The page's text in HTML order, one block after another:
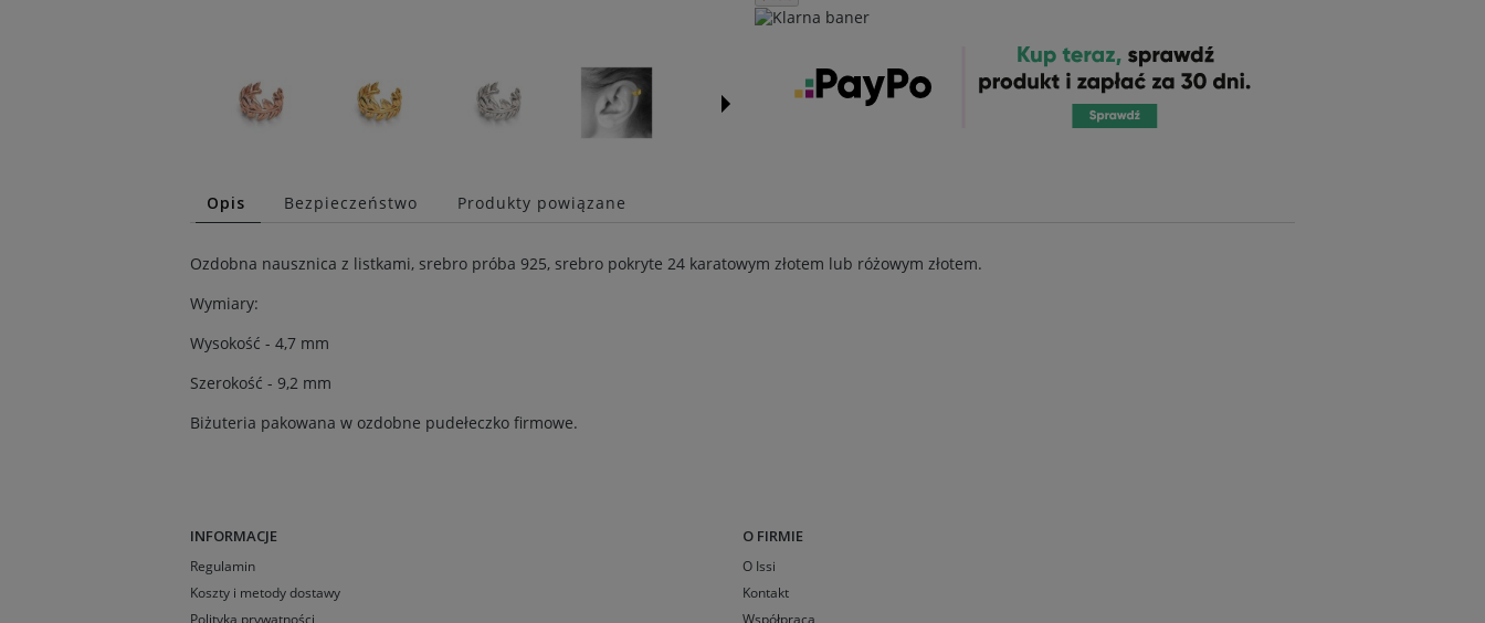
Opis Bezpieczeństwo Produkty powiązane
Ozdobna nausznica z listkami, srebro próba 925, srebro pokryte 24 karatowym złotem lub różowym złotem.
Wymiary:
Wysokość - 4,7 mm
Szerokość - 9,2 mm
Biżuteria pakowana w ozdobne pudełeczko firmowe.
INFORMACJE
Regulamin
Koszty i metody dostawy
Polityka prywatności
O FIRMIE
O Issi
Kontakt
Współpraca